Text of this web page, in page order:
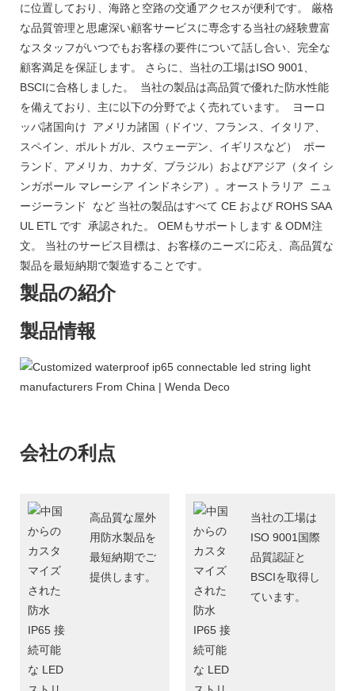
に位置しており、海路と空路の交通アクセスが便利です。 厳格
な品質管理と思慮深い顧客サービスに専念する当社の経験豊富
なスタッフがいつでもお客様の要件について話し合い、完全な
顧客満足を保証します。 さらに、当社の工場はISO 9001、
BSCIに合格しました。 当社の製品は高品質で優れた防水性能
を備えており、主に以下の分野でよく売れています。 ヨーロ
ッパ諸国向け アメリカ諸国（ドイツ、フランス、イタリア、
スペイン、ポルトガル、スウェーデン、イギリスなど） ポー
ランド、アメリカ、カナダ、ブラジル）およびアジア（タイ シ
ンガポール マレーシア インドネシア）。オーストラリア ニュ
ージーランド など 当社の製品はすべて CE および ROHS SAA
UL ETL です 承認された。 OEMもサポートします & ODM注
文。 当社のサービス目標は、お客様のニーズに応え、高品質な
製品を最短納期で製造することです。
製品の紹介
製品情報
会社の利点
高品質な屋外
用防水製品を
最短納期でご
提供します。
当社の工場は
ISO 9001国際
品質認証と
BSCIを取得し
ています。